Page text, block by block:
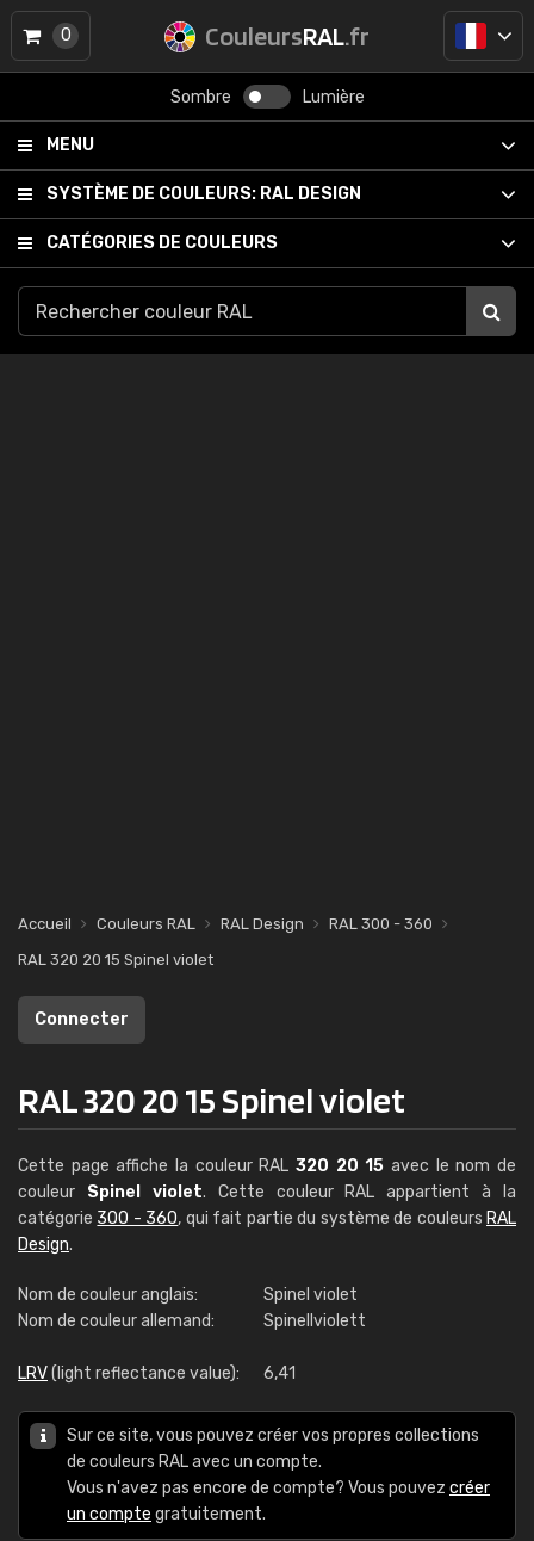
CouleursRAL.fr
Sombre Lumière
MENU
SYSTÈME DE COULEURS: RAL DESIGN
CATÉGORIES DE COULEURS
0
Accueil Couleurs RAL RAL Design
RAL 300 - 360
RAL 320 20 15 Spinel violet
Connecter
RAL 320 20 15 Spinel violet
Cette page affiche la couleur RAL 320 20 15 avec le nom de
couleur Spinel violet. Cette couleur RAL appartient à la
catégorie 300 - 360, qui fait partie du système de couleurs RAL
Design.
Nom de couleur anglais:
Spinel violet
Nom de couleur allemand:
Spinellviolett
LRV(light reflectance value): 6,41
Sur ce site, vous pouvez créer vos propres collections
de couleurs RAL avec un compte.
Vous n'avez pas encore de compte? Vous pouvez créer
un compte gratuitement.